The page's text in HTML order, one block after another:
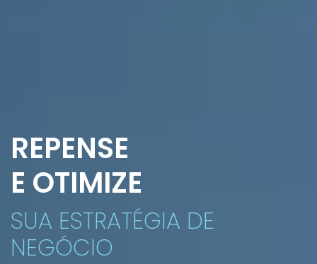
REPENSE
E OTIMIZE
SUA ESTRATÉGIA DE
NEGÓCIO